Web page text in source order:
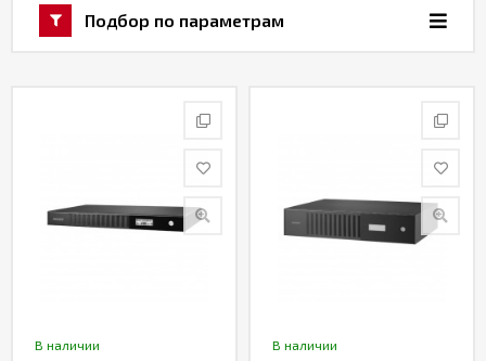
Акции
Товаров в категории: 47 шт.
Подбор по параметрам
В наличии В наличии